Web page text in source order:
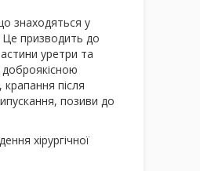
знаходяться у
Це призводить до
уретри та
після
позиви до
хірургічної